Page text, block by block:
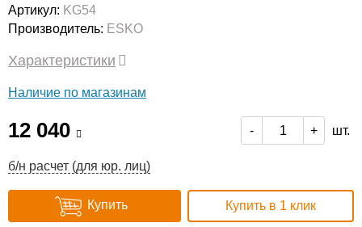
Артикул: KG54
Производитель: ESKO
Характеристики
Наличие по магазинам
12 040 - + шт.
б/н расчет (для юр. лиц)
Купить Купить в 1 клик